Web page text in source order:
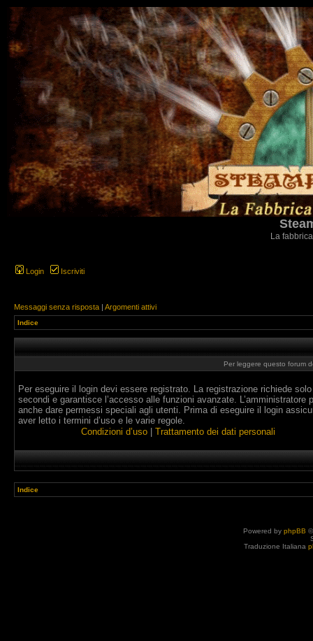
La
Login Iscriviti
Messaggi senza risposta | Argomenti attivi
Indice
Per leggere questo forum
Per eseguire il login devi essere registrato. La registrazione richiede
secondi e garantisce l’accesso alle funzioni avanzate. L’amministratore
anche dare permessi speciali agli utenti. Prima di eseguire il login
aver letto i termini d’uso e le varie regole.
Condizioni d’uso
Trattamento dei dati personali
Indice
Powered by phpBB
Traduzione Italiana